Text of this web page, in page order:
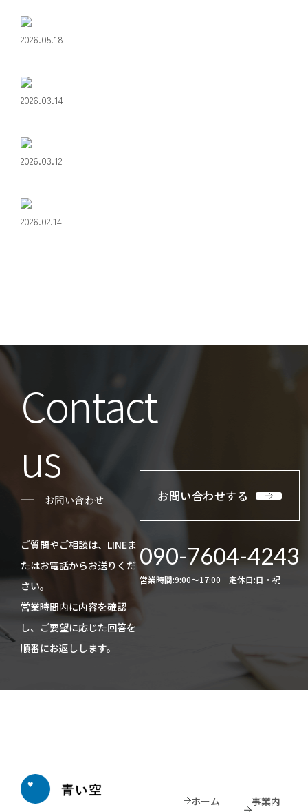
2026.05.18
2026.03.14
2026.03.12
2026.02.14
Contact
us
お問い合わせ
ご質問やご相談は、LINEま
たはお電話からお送りくだ
さい。
​​​​​​​営業時間内に内容を確認
し、ご要望に応じた回答を
順番にお返しします。
お問い合わせする
090-7604-4243
営業時間:9:00〜17:00 定休日:日・祝
ホーム
事業内